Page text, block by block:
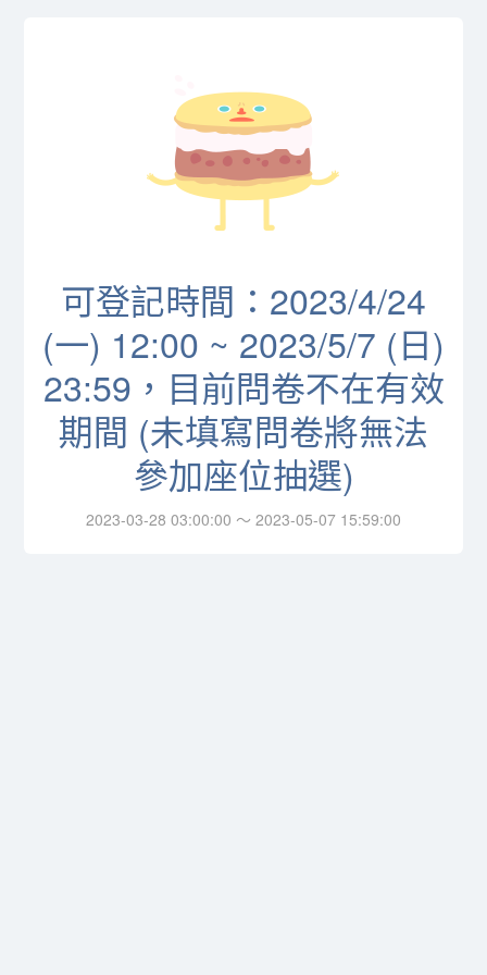
可登記時間：2023/4/24
(一) 12:00 ~ 2023/5/7 (日)
23:59，目前問卷不在有效
期間 (未填寫問卷將無法
參加座位抽選)
2023-03-28 03:00:00 ～ 2023-05-07 15:59:00